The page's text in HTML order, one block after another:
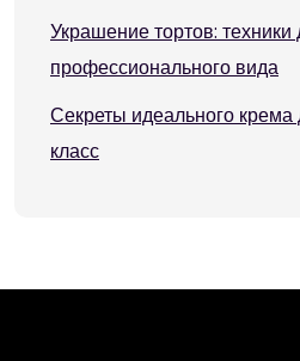
Украшение тортов: техники
профессионального вида
Секреты идеального крема
класс